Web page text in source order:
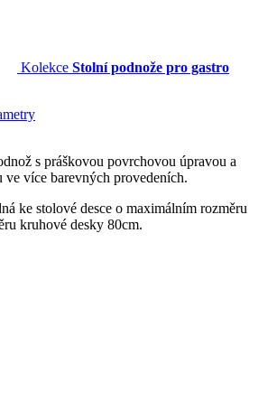
Kolekce Stolní podnože pro gastro
s práškovou povrchovou úpravou a
ve více barevných provedeních.
ke stolové desce o maximálním rozměru
kruhové desky 80cm.